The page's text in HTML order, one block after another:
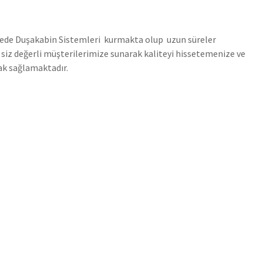
Duşakabin Sistemleri kurmakta olup uzun süreler
siz değerli müşterilerimize sunarak kaliteyi hissetemenize ve
sağlamaktadır.